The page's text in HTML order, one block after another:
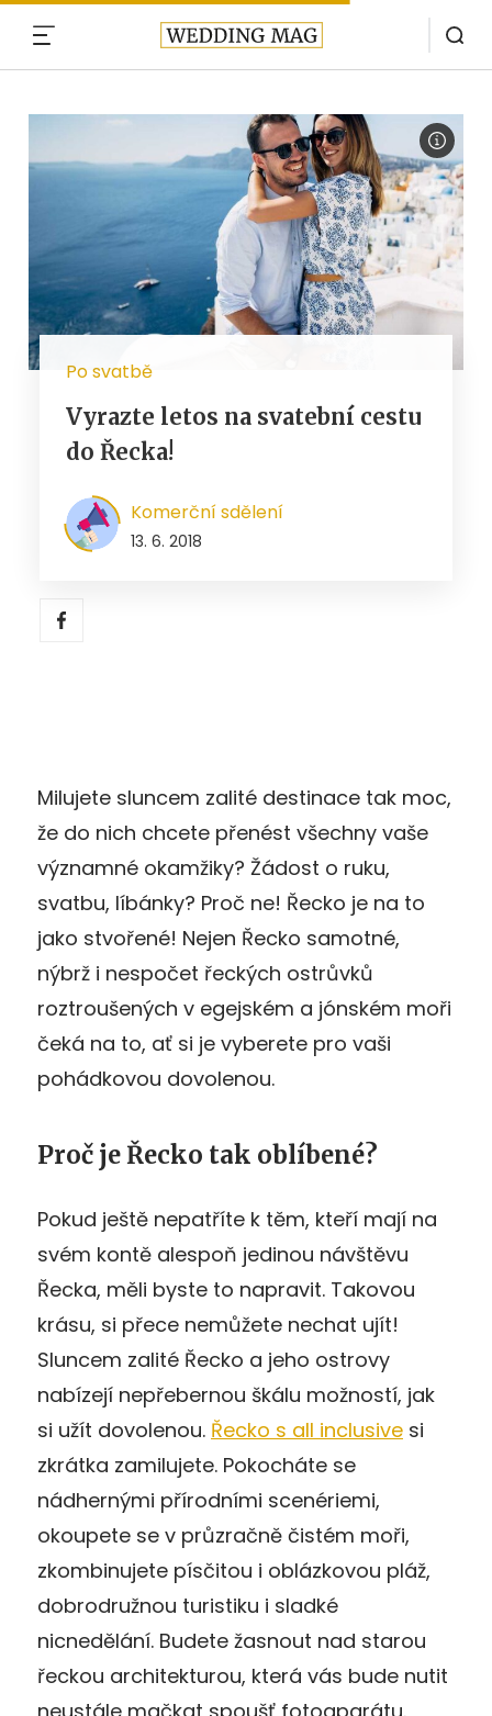
Po svatbě
Vyrazte letos na svatební cestu
do Řecka!
Komerční sdělení
13. 6. 2018
Milujete sluncem zalité destinace tak moc,
že do nich chcete přenést všechny vaše
významné okamžiky? Žádost o ruku,
svatbu, líbánky? Proč ne! Řecko je na to
jako stvořené! Nejen Řecko samotné,
nýbrž i nespočet řeckých ostrůvků
roztroušených v egejském a jónském moři
čeká na to, ať si je vyberete pro vaši
pohádkovou dovolenou.
Proč je Řecko tak oblíbené?
Pokud ještě nepatříte k těm, kteří mají na
svém kontě alespoň jedinou návštěvu
Řecka, měli byste to napravit. Takovou
krásu, si přece nemůžete nechat ujít!
Sluncem zalité Řecko a jeho ostrovy
nabízejí nepřebernou škálu možností, jak
si užít dovolenou. Řecko s all inclusive si
zkrátka zamilujete. Pokocháte se
nádhernými přírodními scenériemi,
okoupete se v průzračně čistém moři,
zkombinujete písčitou i oblázkovou pláž,
dobrodružnou turistiku i sladké
nicnedělání. Budete žasnout nad starou
řeckou architekturou, která vás bude nutit